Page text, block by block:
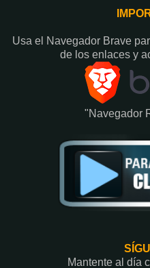
Usa el Navegador Brave
de los enlaces y
"Navegador
Mantente al día